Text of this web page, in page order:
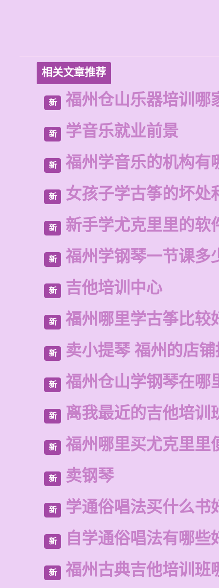
相关文章推荐
新 福州仓山乐器培训哪
新 学音乐就业前景
新 福州学音乐的机构有
新 女孩子学古筝的坏处
新 新手学尤克里里的软
新 福州学钢琴一节课多
新 吉他培训中心
新 福州哪里学古筝比较
新 卖小提琴 福州的店
新 福州仓山学钢琴在哪
新 离我最近的吉他培训
新 福州哪里买尤克里里
新 卖钢琴
新 学通俗唱法买什么书
新 自学通俗唱法有哪些
新 福州古典吉他培训班